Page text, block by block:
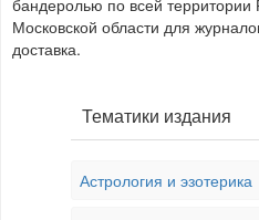
бандеролью по всей
Московской области для
доставка.
Тематики издания
Астрология и эзотерика